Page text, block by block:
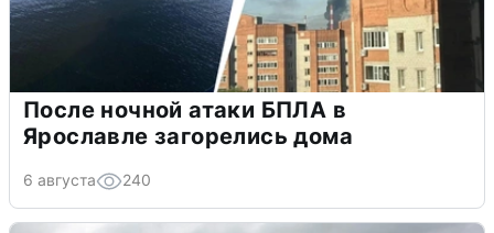
После ночной атаки БПЛА в
Ярославле загорелись дома
6 августа 240